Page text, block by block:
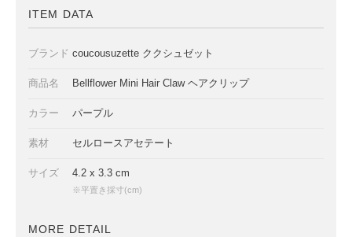
ITEM DATA
ブランド coucousuzette ククシュゼット
商品名 Bellflower Mini Hair Claw ヘアクリップ
カラー パープル
素材 セルロースアセテート
サイズ 4.2 x 3.3 cm
※平置き採寸(cm)
MORE DETAIL